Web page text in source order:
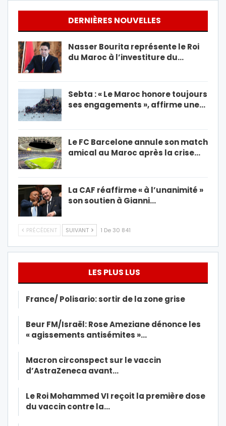
DERNIÈRES NOUVELLES
Nasser Bourita représente le Roi
du Maroc à l’investiture du…
Sebta : « Le Maroc honore toujours
ses engagements », affirme une…
Le FC Barcelone annule son match
amical au Maroc après la crise…
La CAF réaffirme « à l’unanimité »
son soutien à Gianni…
PRÉCÉDENT SUIVANT 1 De 30 841
LES PLUS LUS
France/ Polisario: sortir de la zone grise
Beur FM/Israël: Rose Ameziane dénonce les
« agissements antisémites »…
Macron circonspect sur le vaccin
d’AstraZeneca avant…
Le Roi Mohammed VI reçoit la première dose
du vaccin contre la…